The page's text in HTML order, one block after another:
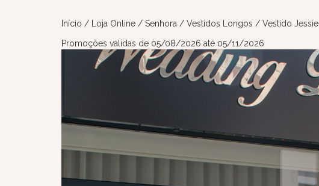
Início / Loja Online / Senhora / Vestidos Longos / Vestido Jessie
Promoções válidas de 05/08/2026 até 05/11/2026